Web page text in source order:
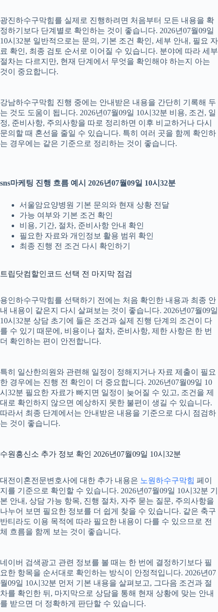
광진하수구막힘를 실제로 진행하려면 처음부터 모든 내용을 확
정하기보다 단계별로 확인하는 것이 좋습니다. 2026년07월09일
10시32분 일반적으로는 문의, 기본 조건 확인, 세부 안내, 필요 자
료 확인, 최종 검토 순서로 이어질 수 있습니다. 분야에 따라 세부
절차는 다르지만, 현재 단계에서 무엇을 확인해야 하는지 아는
것이 중요합니다.
강남하수구막힘 진행 중에는 안내받은 내용을 간단히 기록해 두
는 것도 도움이 됩니다. 2026년07월09일 10시32분 비용, 조건, 일
정, 준비사항, 주의사항을 따로 정리하면 이후 비교하거나 다시
문의할 때 혼선을 줄일 수 있습니다. 특히 여러 곳을 함께 확인하
는 경우에는 같은 기준으로 정리하는 것이 좋습니다.
sns마케팅 진행 흐름 예시 2026년07월09일 10시32분
서울암요양병원 기본 문의와 현재 상황 전달
가능 여부와 기본 조건 확인
비용, 기간, 절차, 준비사항 안내 확인
필요한 자료와 개인정보 활용 범위 확인
최종 진행 전 조건 다시 확인하기
트립닷컴할인코드 선택 전 마지막 점검
용인하수구막힘를 선택하기 전에는 처음 확인한 내용과 최종 안
내 내용이 같은지 다시 살펴보는 것이 좋습니다. 2026년07월09일
10시32분 상담 초기에 들은 조건과 실제 진행 단계의 조건이 다
를 수 있기 때문에, 비용이나 절차, 준비사항, 제한 사항은 한 번
더 확인하는 편이 안전합니다.
특히 일산한의원와 관련해 일정이 정해지거나 자료 제출이 필요
한 경우에는 진행 전 확인이 더 중요합니다. 2026년07월09일 10
시32분 필요한 자료가 빠지면 일정이 늦어질 수 있고, 조건을 제
대로 확인하지 않으면 예상하지 못한 불편이 생길 수 있습니다.
따라서 최종 단계에서는 안내받은 내용을 기준으로 다시 점검하
는 것이 좋습니다.
수원흥신소 추가 정보 확인 2026년07월09일 10시32분
대전이혼전문변호사에 대한 추가 내용은 노원하수구막힘 페이
지를 기준으로 확인할 수 있습니다. 2026년07월09일 10시32분 기
본 안내, 상담 가능 항목, 진행 절차, 자주 묻는 질문, 주의사항을
나누어 보면 필요한 정보를 더 쉽게 찾을 수 있습니다. 같은 축구
반티라도 이용 목적에 따라 필요한 내용이 다를 수 있으므로 전
체 흐름을 함께 보는 것이 좋습니다.
네이버 검색광고 관련 정보를 볼 때는 한 번에 결정하기보다 필
요한 항목을 순서대로 확인하는 방식이 안정적입니다. 2026년07
월09일 10시32분 먼저 기본 내용을 살펴보고, 그다음 조건과 절
차를 확인한 뒤, 마지막으로 상담을 통해 현재 상황에 맞는 안내
를 받으면 더 정확하게 판단할 수 있습니다.